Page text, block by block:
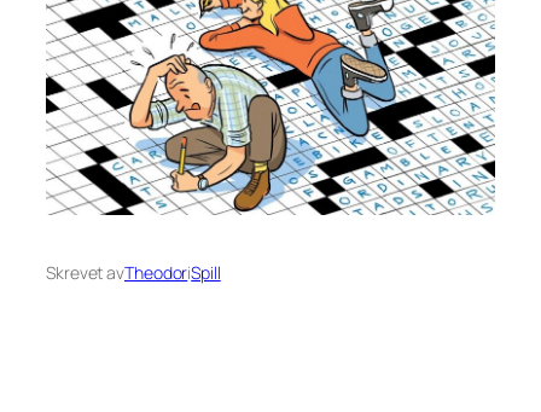
Skrevet avTheodoriSpill